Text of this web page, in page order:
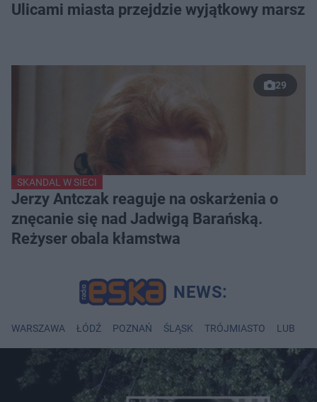
Ulicami miasta przejdzie wyjątkowy marsz
29
SKANDAL W SIECI
Jerzy Antczak reaguje na oskarżenia o
znęcanie się nad Jadwigą Barańską.
Reżyser obala kłamstwa
WARSZAWA ŁÓDŹ POZNAŃ ŚLĄSK TRÓJMIASTO LUBLIN